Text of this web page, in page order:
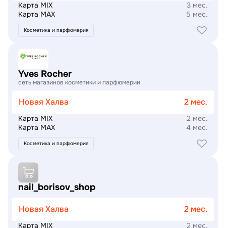
Карта MIX
3 мес.
Карта MAX
5 мес.
Косметика и парфюмерия
Yves Rocher
сеть магазинов косметики и парфюмерии
Карта MIX
2 мес.
Карта MAX
4 мес.
Новая Халва 2 мес.
Косметика и парфюмерия
Подробнее
nail_borisov_shop
Карта MIX
2 мес.
Новая Халва 2 мес.